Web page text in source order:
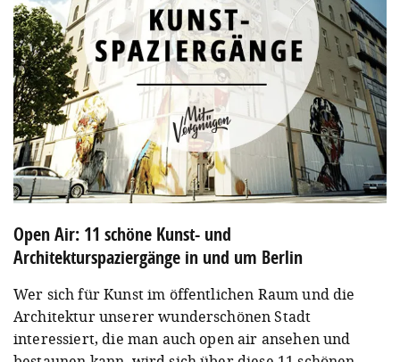
Open Air: 11 schöne Kunst- und
Architekturspaziergänge in und um Berlin
Wer sich für Kunst im öffentlichen Raum und die
Architektur unserer wunderschönen Stadt
interessiert, die man auch open air ansehen und